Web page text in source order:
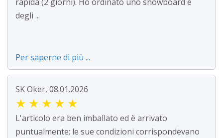
degli ...
Per saperne di più ...
SK Oker, 08.01.2026
★ ★ ★ ★ ★
L'articolo era ben imballato ed è arrivato
puntualmente; le sue condizioni corrispondevano